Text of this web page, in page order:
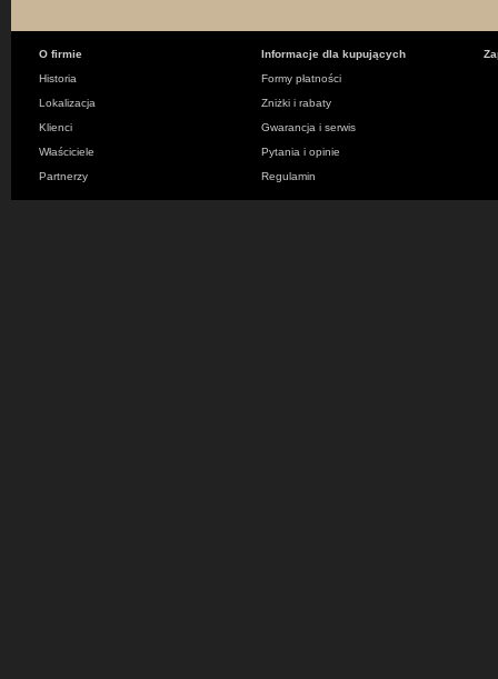
O firmie
Historia
Lokalizacja
Klienci
Właściciele
Partnerzy
Informacje dla kupujących
Formy płatności
Zniżki i rabaty
Gwarancja i serwis
Pytania i opinie
Regulamin